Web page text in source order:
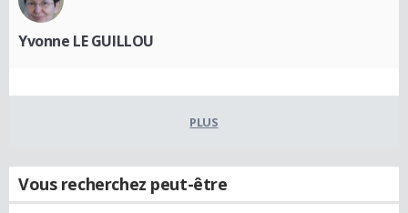
Yvonne LE GUILLOU
PLUS
Vous recherchez peut-être